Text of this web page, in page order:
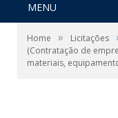
MENU
Home » Licitações
(Contratação de
materiais,